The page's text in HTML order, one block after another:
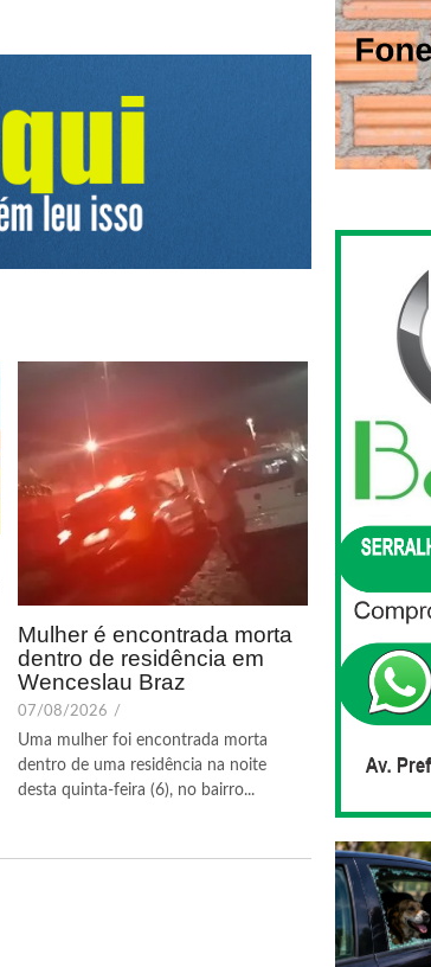
Mulher é encontrada morta
dentro de residência em
Wenceslau Braz
07/08/2026 /
Uma mulher foi encontrada morta
dentro de uma residência na noite
desta quinta-feira (6), no bairro...